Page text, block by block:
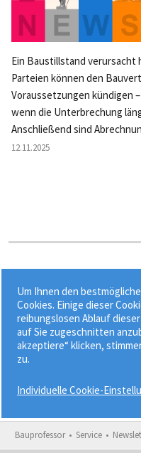
Ein Baustillstand verursacht
Parteien können den
Voraussetzungen kündigen
wenn die Unterbrechung
Anschließend sind
12.11.2025
Stichworte:
Abnahme•Auftraggeber•
HVA B-StB
Bauprofessor Service
Um Ihnen den
Cookies. Einige dieser
reibungslosen Ablauf
auf Sie zugeschnitten
akzeptiere“ klicken,
zu.
Individuelle Cookie-